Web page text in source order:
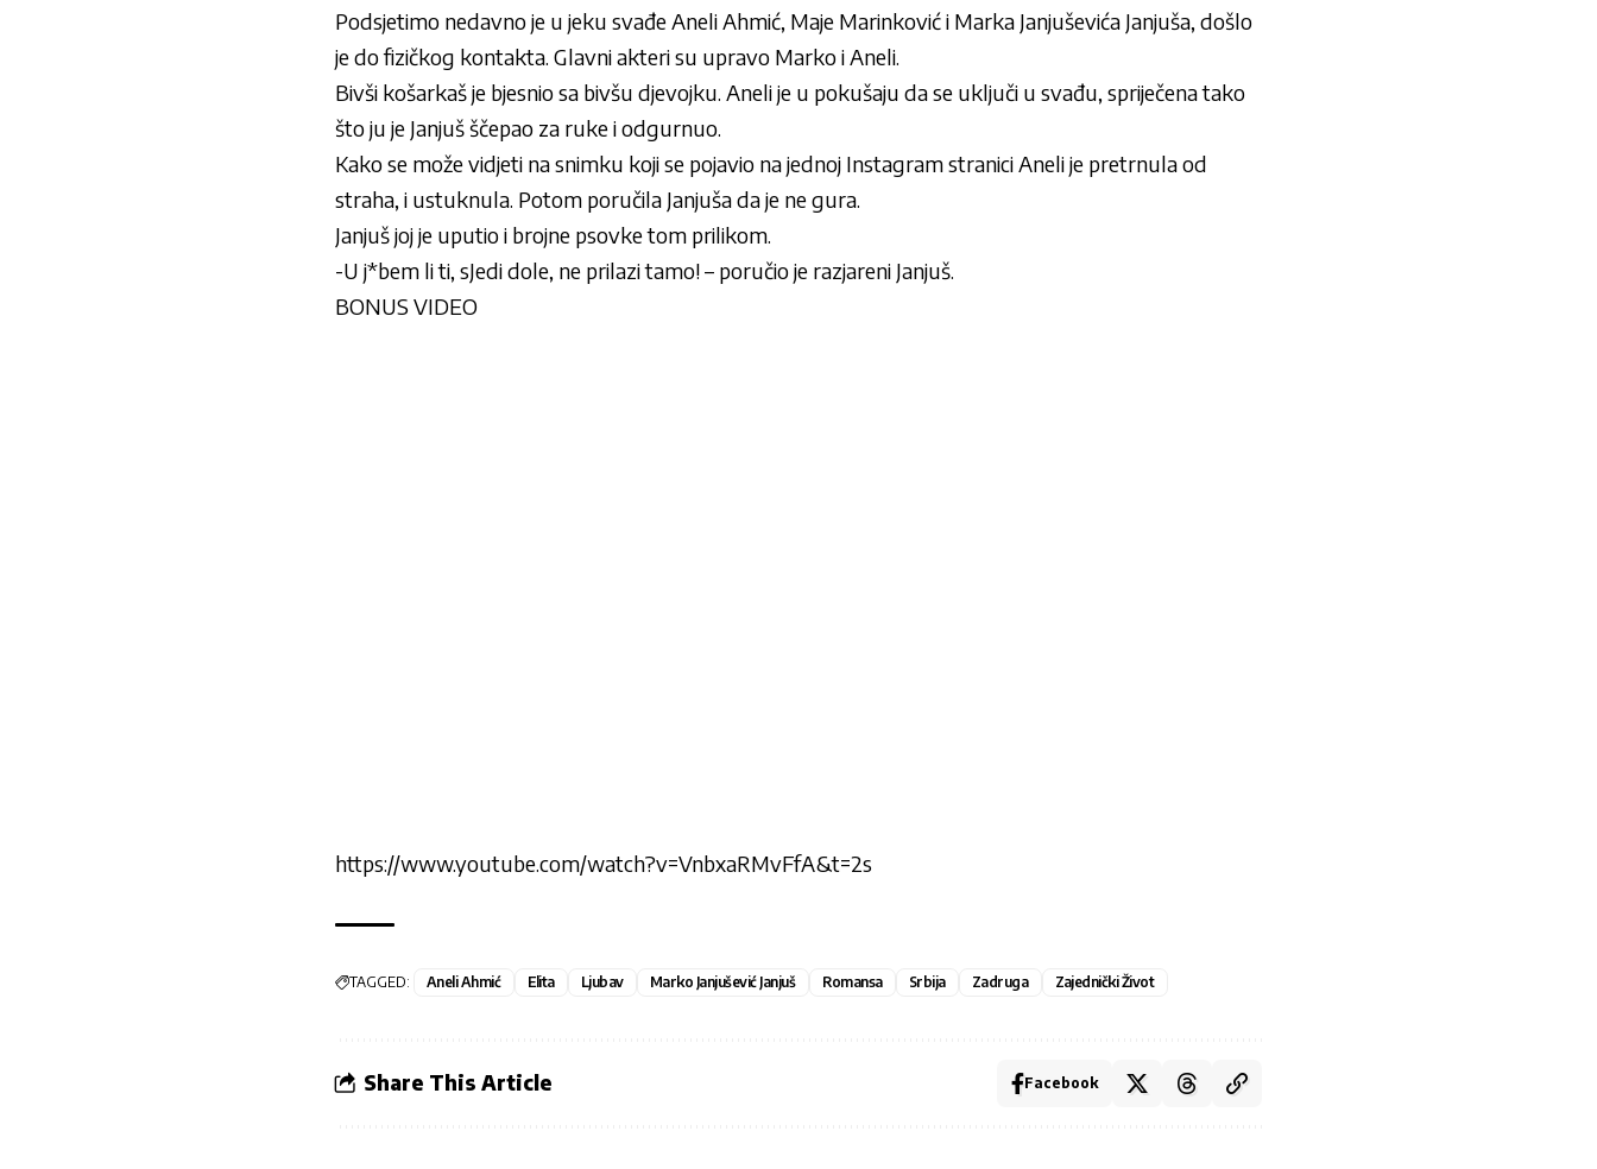
Podsjetimo nedavno je u jeku svađeAneli Ahmić, Maje Marinkovići Marka Janjuševića Janjuša, došlo
je do fizičkog kontakta. Glavni akteri su upravo Marko i Aneli.
Bivši košarkaš je bjesnio sa bivšu djevojku. Aneli je u pokušaju da se uključi u svađu, spriječena tako
što ju je Janjuš ščepao za ruke i odgurnuo.
Kako se može vidjeti na snimku koji se pojavio na jednoj Instagram stranici Aneli je pretrnula od
straha, i ustuknula. Potom poručila Janjuša da je ne gura.
Janjuš joj je uputio i brojne psovke tom prilikom.
-U j*bem li ti, sJedi dole, ne prilazi tamo! – poručio je razjareni Janjuš.
BONUS VIDEO
https://www.youtube.com/watch?v=VnbxaRMvFfA&t=2s
TAGGED: Aneli Ahmić Elita Ljubav Marko Janjušević Janjuš Romansa Srbija Zadruga Zajednički Život
Share This Article Facebook